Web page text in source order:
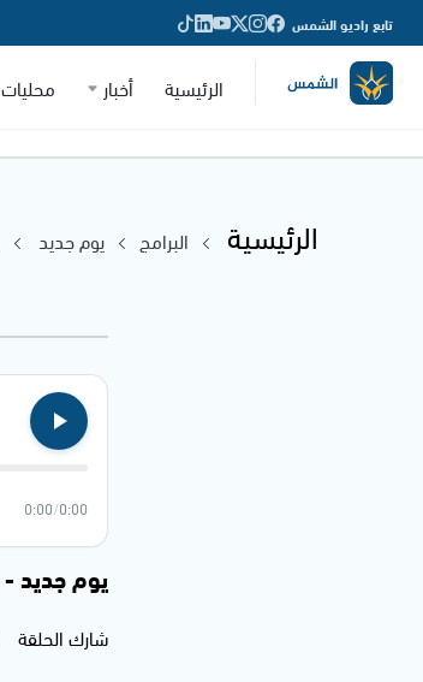
تابع راديو الشمس
الرئيسية أخبار محليات
الرئيسية البرامج يوم جديد
0:00
/
0:00
يوم جديد - 13.01.2025
شارك الحلقة